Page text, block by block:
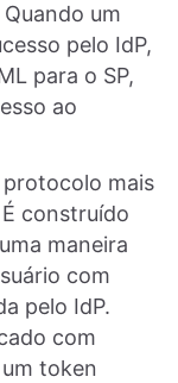
um
pelo IdP,
para o SP,
ao
mais
construído
maneira
com
pelo IdP.
com
token